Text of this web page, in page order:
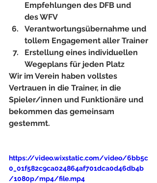
Empfehlungen des DFB und
des WFV
Verantwortungsübernahme und
tollem Engagement aller Trainer
Erstellung eines individuellen
Wegeplans für jeden Platz
Wir im Verein haben vollstes
Vertrauen in die Trainer, in die
Spieler/innen und Funktionäre und
bekommen das gemeinsam
gestemmt.
https://video.wixstatic.com/video/6bb5c
0_01f582c9ca024864af701dca0d46db4b
/1080p/mp4/file.mp4